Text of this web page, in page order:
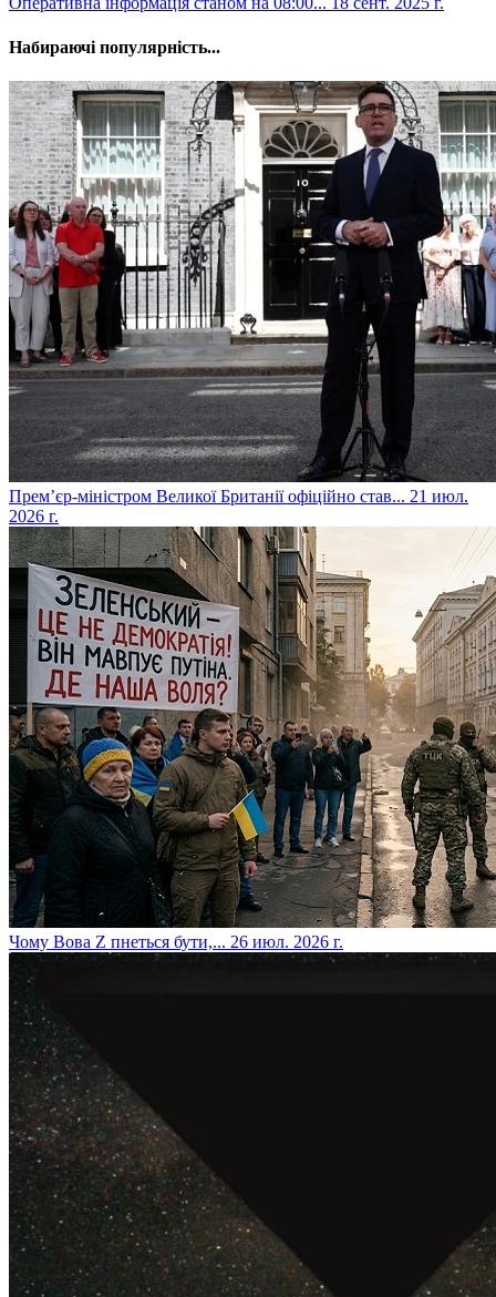
Набираючі популярність...
​Прем’єр-міністром Великої Британії офіційно став... 21 июл.
2026 г.
​Чому Вова Z пнеться бути,... 26 июл. 2026 г.